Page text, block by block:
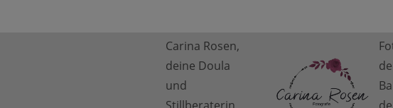
Carina Rosen,
deine Doula
und